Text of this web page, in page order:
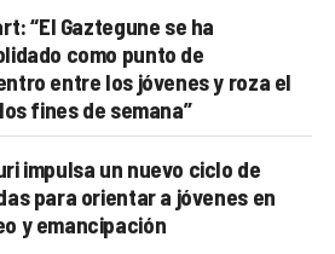
“El Gaztegune se ha
como punto de
entre los jóvenes y roza el
fines de semana”
impulsa un nuevo ciclo de
para orientar a jóvenes en
y emancipación